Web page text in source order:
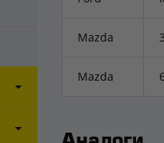
Mazda
Mazda